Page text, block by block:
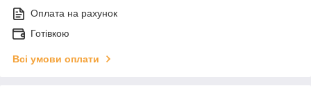
Оплата на рахунок
Готівкою
Всі умови оплати